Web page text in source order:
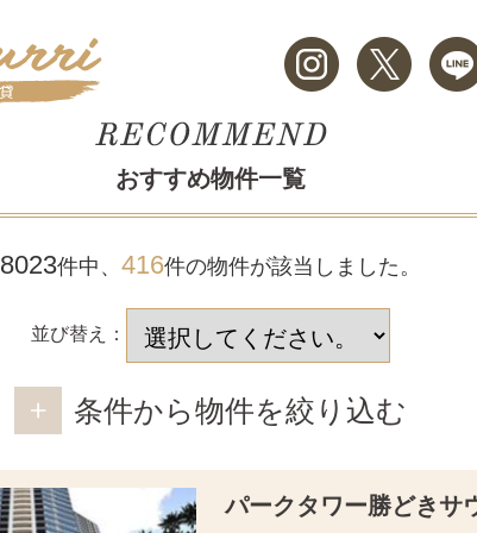
おすすめ物件一覧
8023件中、 416件の物件が該当しました。
並び替え：
条件から物件を絞り込む
パークタワー勝どきサ